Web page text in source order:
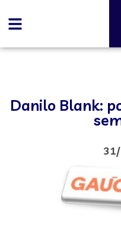
Danilo Blank: